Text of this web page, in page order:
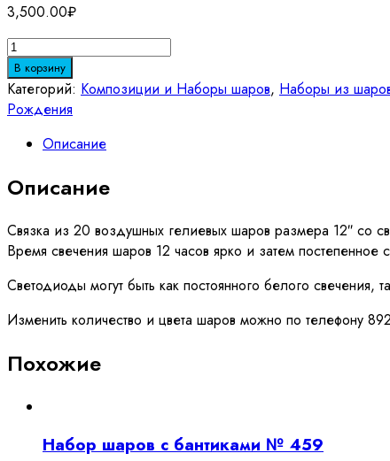
3,500.00₽
Количество
товара
20
светящихся
В корзину
Категорий: Композиции и Наборы шаров, Наборы из
Рождения
Описание
Описание
Связка из 20 воздушных гелиевых шаров размера 12″ со
Время свечения шаров 12 часов ярко и затем постепенное
Светодиоды могут быть как постоянного белого свечения,
Изменить количество и цвета шаров можно по телефону
Похожие
Набор шаров с бантиками № 459